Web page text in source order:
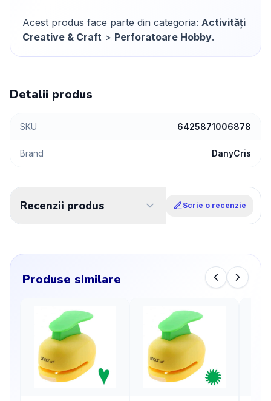
Acest produs face parte din categoria: Activități
Creative & Craft > Perforatoare Hobby.
Detalii produs
SKU 6425871006878
Brand DanyCris
Recenzii produs Scrie o recenzie
Produse similare